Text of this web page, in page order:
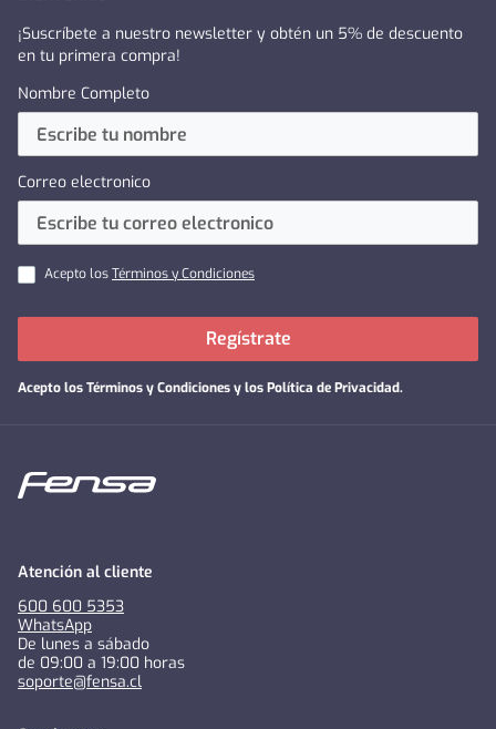
¡Suscríbete a nuestro newsletter y obtén un 5% de descuento
en tu primera compra!
Nombre Completo
Correo electronico
Acepto losTérminos y Condiciones
Acepto losTérminos y Condiciones y los Política de Privacidad.
Regístrate
Atención al cliente
600 600 5353
WhatsApp
De lunes a sábado
de 09:00 a 19:00 horas
soporte@fensa.cl